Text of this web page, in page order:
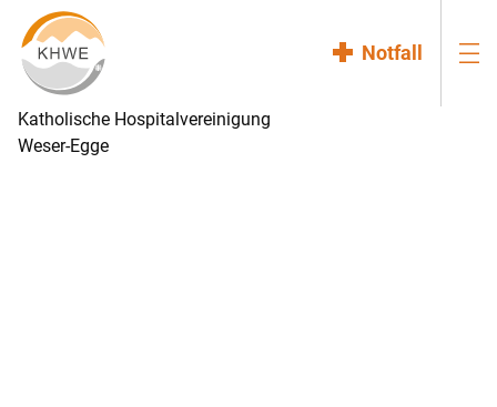
Katholische Hospitalvereinigung
Weser-Egge
Notfall